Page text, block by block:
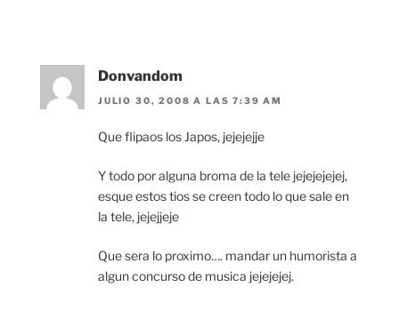
Donvandom
JULIO 30, 2008 A LAS 7:39 AM
Que flipaos los Japos, jejejejje
Y todo por alguna broma de la tele jejejejejej,
esque estos tios se creen todo lo que sale en
la tele, jejejjeje
Que sera lo proximo…. mandar un humorista a
algun concurso de musica jejejejej.